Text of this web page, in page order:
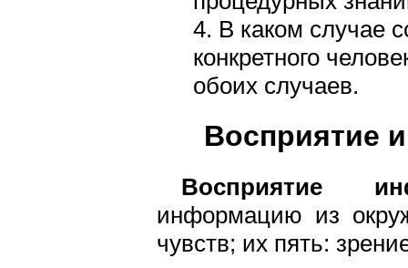
4. В каком случае
конкретного
обоих случаев.
Восприятие
Восприятие
информацию из
чувств; их пять: